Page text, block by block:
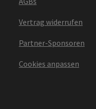
Vertrag widerrufen
Partner-Sponsoren
Cookies anpassen